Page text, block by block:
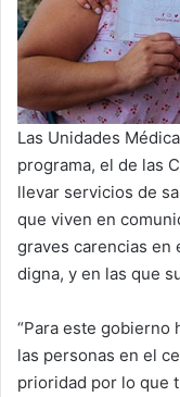
Las Unidades
programa, el de las
llevar servicios de
que viven en
graves carencias en
digna, y en las que
“Para este gobierno
las personas en el
prioridad por lo que